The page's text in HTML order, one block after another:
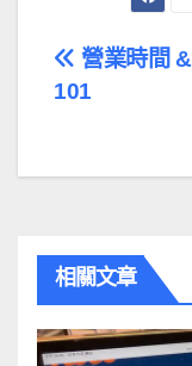
文
導
營業時間
101
相關文章